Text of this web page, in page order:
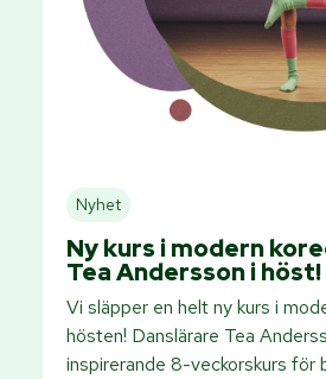
Nyhet
Ny kurs i modern
Tea Andersson i höst!
Vi släpper en helt ny kurs i
hösten! Danslärare Tea
inspirerande 8-veckorskurs för